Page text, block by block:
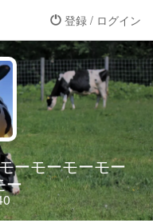
登録 / ログイン
ーモーモーモー
ー